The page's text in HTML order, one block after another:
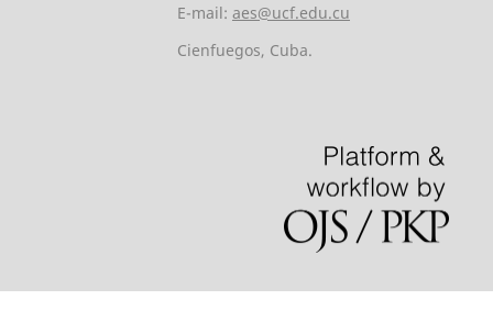
E-mail: aes@ucf.edu.cu
Cienfuegos, Cuba.